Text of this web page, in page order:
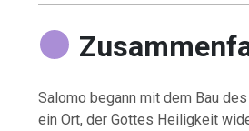
Salomo begann mit dem Bau
ein Ort, der Gottes Heiligkeit